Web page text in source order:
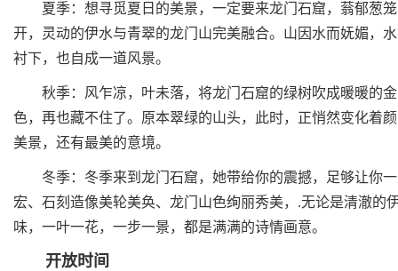
夏季：想寻觅夏日的美景，一定要来龙门石窟，蓊郁葱笼
开，灵动的伊水与青翠的龙门山完美融合。山因水而妩媚，
衬下，也自成一道风景。
秋季：风乍凉，叶未落，将龙门石窟的绿树吹成暖暖的金
色，再也藏不住了。原本翠绿的山头，此时，正悄然变化着
美景，还有最美的意境。
冬季：冬季来到龙门石窟，她带给你的震撼，足够让你一
宏、石刻造像美轮美奂、龙门山色绚丽秀美，.无论是清澈
味，一叶一花，一步一景，都是满满的诗情画意。
开放时间